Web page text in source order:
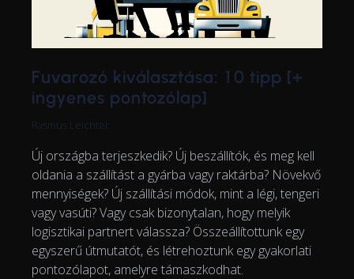
Fuvarozó kiválasztása: 10 tipp [+
ingyenes pontozólap]
Rasmus Leichter
Új országba terjeszkedik? Új beszállítók, és meg kell
oldania a szállítást a gyárba vagy raktárba? Növekvő
mennyiségek? Új szállítási módok, mint a légi, tengeri
vagy vasúti? Vagy csak bizonytalan, hogy melyik
logisztikai partnert válassza? Összeállítottunk egy
egyszerű útmutatót, és létrehoztunk egy gyakorlati
pontozólapot, amelyre támaszkodhat.